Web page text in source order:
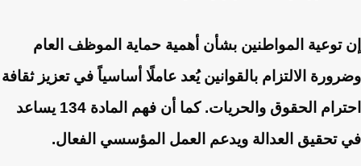
إن توعية المواطنين بشأن أهمية حماية الموظف العام
وضرورة الالتزام بالقوانين يُعد عاملًا أساسياً في تعزيز ثقافة
احترام الحقوق والحريات. كما أن فهم المادة 134 يساعد
في تحقيق العدالة ويدعم العمل المؤسسي الفعال.